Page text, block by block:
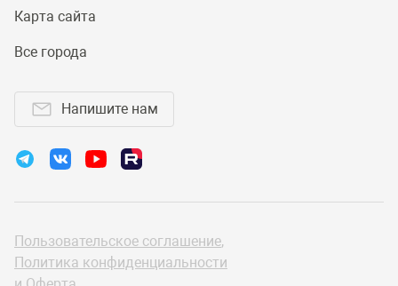
Карта сайта
Все города
Напишите нам
Пользовательское соглашение,
Политика конфиденциальности